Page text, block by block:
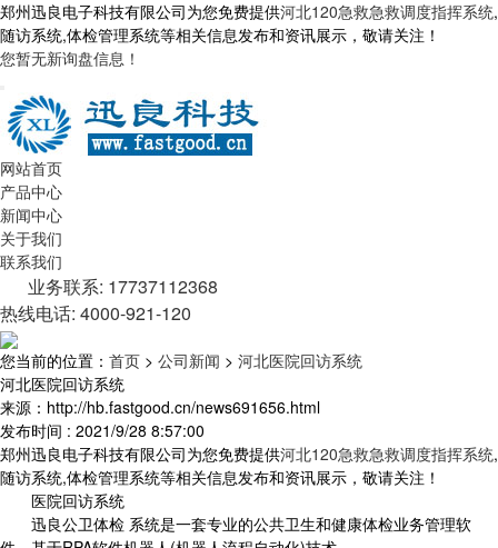
郑州迅良电子科技有限公司为您免费提供河北120急救急救调度指挥系统,
随访系统,体检管理系统等相关信息发布和资讯展示，敬请关注！
您暂无新询盘信息！
网站首页
产品中心
新闻中心
关于我们
联系我们
业务联系: 17737112368
热线电话: 4000-921-120
您当前的位置： 首页 > 公司新闻 > 河北医院回访系统
河北医院回访系统
来源：http://hb.fastgood.cn/news691656.html
发布时间 : 2021/9/28 8:57:00
郑州迅良电子科技有限公司为您免费提供河北120急救急救调度指挥系统,
随访系统,体检管理系统等相关信息发布和资讯展示，敬请关注！
医院回访系统
迅良公卫体检 系统是一套专业的公共卫生和健康体检业务管理软